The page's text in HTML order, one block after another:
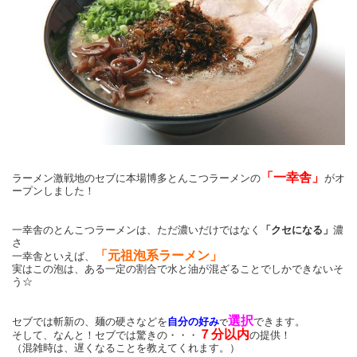
ラーメン激戦地のセブに本場博多とんこつラーメンの 「一幸舎」 がオ
ープンしました！
一幸舎のとんこつラーメンは、ただ濃いだけではなく 「クセになる」 濃
さ
一幸舎といえば、
「元祖泡系ラーメン」
実はこの泡は、ある一定の割合で水と油が混ざることでしかできないそ
う☆
セブでは斬新の、麺の硬さなどを自分の好みで選択できます。
そして、なんと！セブでは驚きの・・・ ７分以内の提供！
（混雑時は、遅くなることを教えてくれます。）